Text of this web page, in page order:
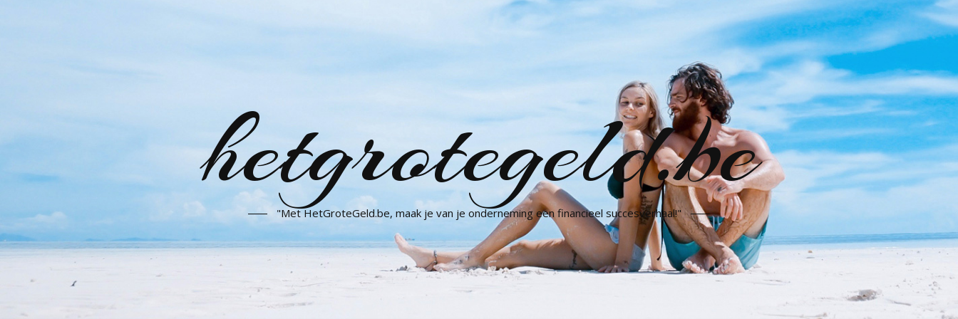
hetgrotegeld.be
"Met HetGroteGeld.be, maak je van je onderneming een financieel succesverhaal!"